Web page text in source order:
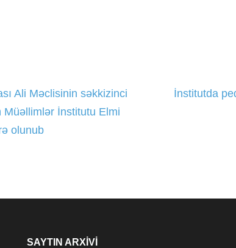
Ali Məclisinin səkkizinci
Müəllimlər İnstitutu Elmi
olunub
İnstitutda
SAYTIN ARXIVI